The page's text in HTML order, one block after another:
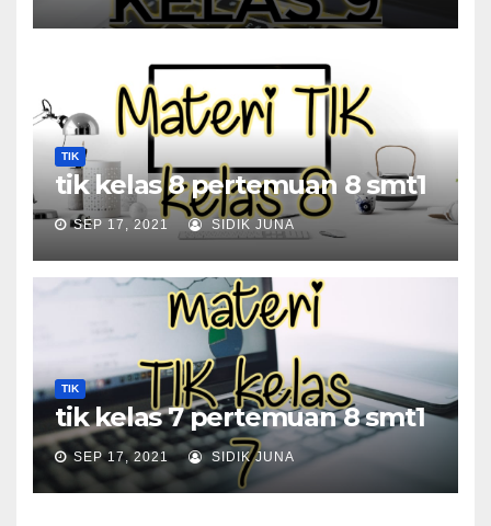
TIK
tik kelas 8 pertemuan 8 smt1
SEP 17, 2021 SIDIK JUNA
TIK
tik kelas 7 pertemuan 8 smt1
SEP 17, 2021 SIDIK JUNA